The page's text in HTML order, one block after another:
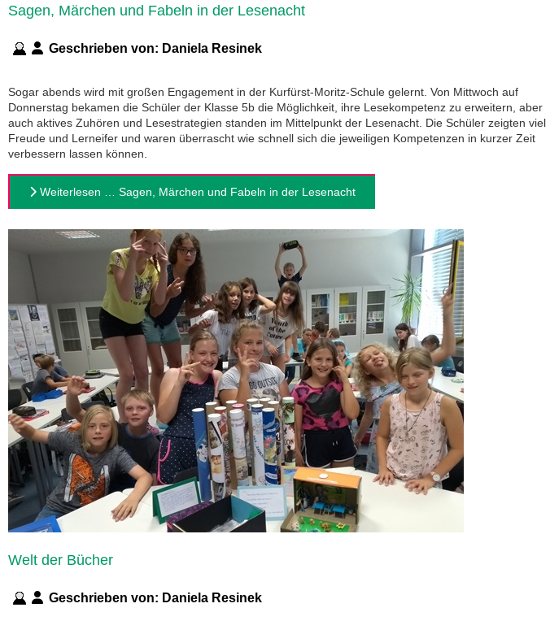
Sagen, Märchen und Fabeln in der Lesenacht
Geschrieben von: Daniela Resinek
Sogar abends wird mit großen Engagement in der Kurfürst-Moritz-Schule gelernt. Von Mittwoch auf
Donnerstag bekamen die Schüler der Klasse 5b die Möglichkeit, ihre Lesekompetenz zu erweitern, aber
auch aktives Zuhören und Lesestrategien standen im Mittelpunkt der Lesenacht. Die Schüler zeigten viel
Freude und Lerneifer und waren überrascht wie schnell sich die jeweiligen Kompetenzen in kurzer Zeit
verbessern lassen können.
Weiterlesen … Sagen, Märchen und Fabeln in der Lesenacht
Welt der Bücher
Geschrieben von: Daniela Resinek